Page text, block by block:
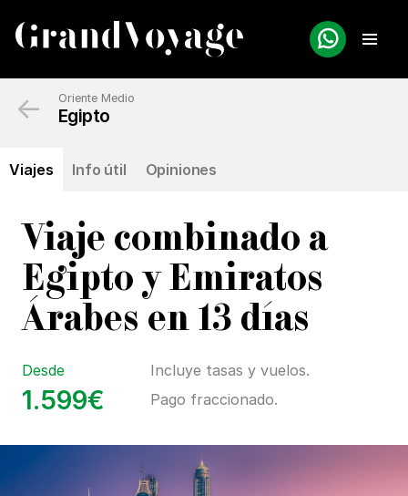
Oriente Medio
Egipto
Viajes Info útil Opiniones
←
Viaje combinado a
Egipto y Emiratos
Árabes en 13 días
Desde
1.599€
Incluye tasas y vuelos.
Pago fraccionado.